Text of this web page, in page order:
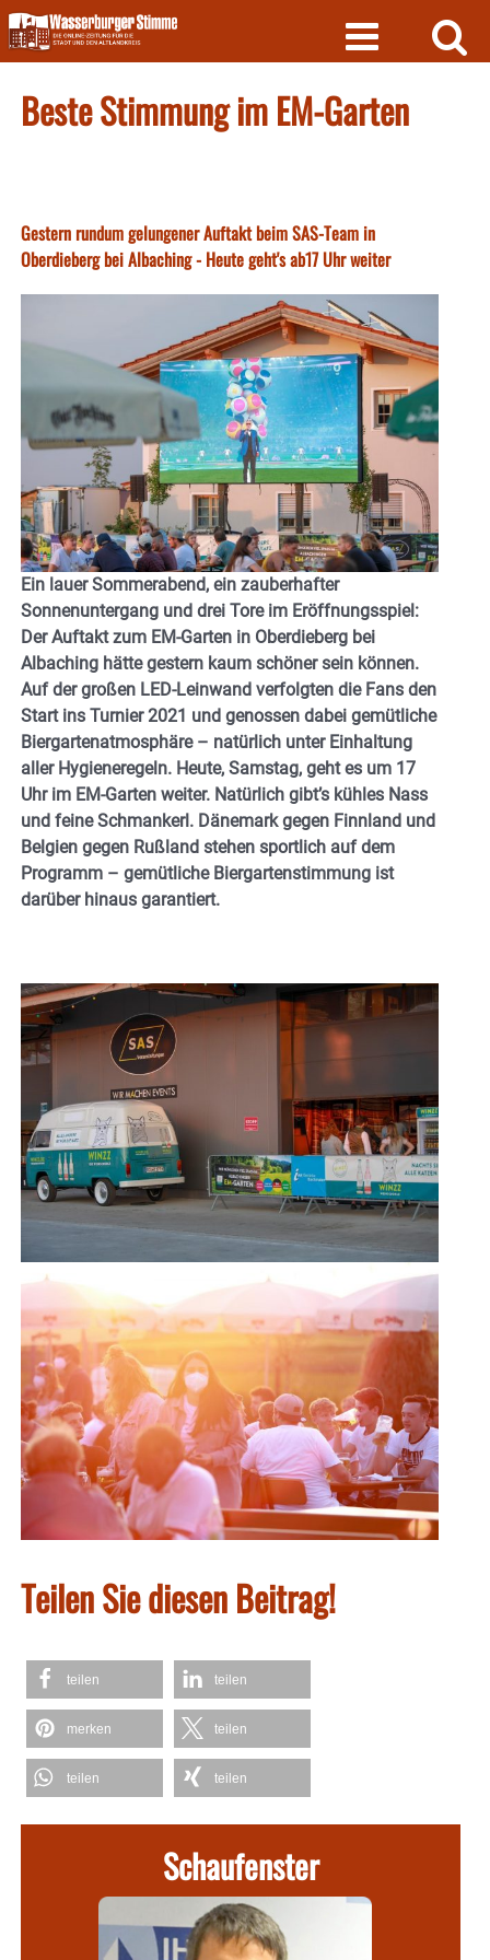
Skip
to
content
Beste Stimmung im EM-Garten
Gestern rundum gelungener Auftakt beim SAS-Team in
Oberdieberg bei Albaching - Heute geht's ab17 Uhr weiter
Ein lauer Sommerabend, ein zauberhafter
Sonnenuntergang und drei Tore im Eröffnungsspiel:
Der Auftakt zum EM-Garten in Oberdieberg bei
Albaching hätte gestern kaum schöner sein können.
Auf der großen LED-Leinwand verfolgten die Fans den
Start ins Turnier 2021 und genossen dabei gemütliche
Biergartenatmosphäre – natürlich unter Einhaltung
aller Hygieneregeln. Heute, Samstag, geht es um 17
Uhr im EM-Garten weiter. Natürlich gibt’s kühles Nass
und feine Schmankerl. Dänemark gegen Finnland und
Belgien gegen Rußland stehen sportlich auf dem
Programm – gemütliche Biergartenstimmung ist
darüber hinaus garantiert.
Teilen Sie diesen Beitrag!
teilen teilen
merken teilen
teilen teilen
Schaufenster